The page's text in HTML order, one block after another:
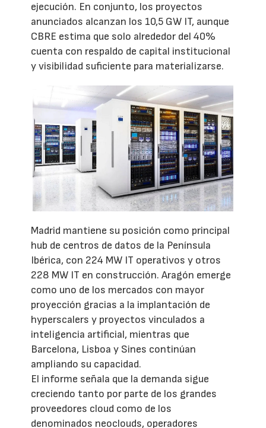
ejecución. En conjunto, los proyectos
anunciados alcanzan los 10,5 GW IT, aunque
CBRE estima que solo alrededor del 40%
cuenta con respaldo de capital institucional
y visibilidad suficiente para materializarse.
Madrid mantiene su posición como principal
hub de centros de datos de la Península
Ibérica, con 224 MW IT operativos y otros
228 MW IT en construcción. Aragón emerge
como uno de los mercados con mayor
proyección gracias a la implantación de
hyperscalers y proyectos vinculados a
inteligencia artificial, mientras que
Barcelona, Lisboa y Sines continúan
ampliando su capacidad.
El informe señala que la demanda sigue
creciendo tanto por parte de los grandes
proveedores cloud como de los
denominados neoclouds, operadores